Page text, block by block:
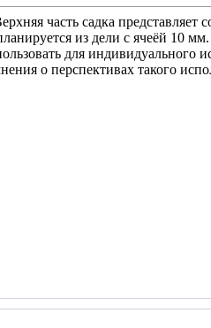
часть садка представляет
из дели с ячеёй 10
для индивидуального
о перспективах такого